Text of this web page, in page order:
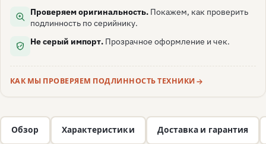
Проверяем оригинальность. Покажем, как проверить
подлинность по серийнику.
Не серый импорт. Прозрачное оформление и чек.
КАК МЫ ПРОВЕРЯЕМ ПОДЛИННОСТЬ ТЕХНИКИ
Обзор Характеристики Доставка и гарантия